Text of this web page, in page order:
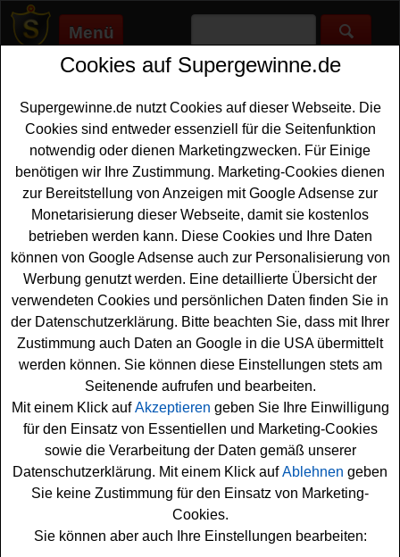
Menü
Supergewinne.de>Gewinnspiele>Sonstige Gewinnspiele
Anzeige:
Anzeige:
Rennrad News Gewinnspiel -
Rennrad gewinnen
Möchten Sie ein HighendRennrad gewinnen? Dann ist
dieses kostenlose Rennrad News Gewinnspiel geradezu
perfekt. Rennrad-News.de verlost bei dem User Award
2026 ein Performance-Endurance-Rennrad Giant Defy
Advanced Pro 1 im Wert von 4999 Euro. Dieses leichte
Rad ist optimiert für lange Distanzen und bietet durch
Komponenten wie die SRAM Rival AXS 2×12-Schaltung
maximale Performance und hohen Komfort. Nutzen Sie
die Gelegenheit, um dieses tolle Rennrad gewinnen zu
können.
Die Teilnahme am Rennrad News Gewinnspiel ist
einfach und kostenlos. Um in den Lostopf zu gelangen,
füllen Sie die Online-Umfrage zu den Rennrad-News
Cookies auf Supergewinne.de
Supergewinne.de nutzt Cookies auf dieser Webseite. Die
Cookies sind entweder essenziell für die Seitenfunktion
notwendig oder dienen Marketingzwecken. Für Einige
benötigen wir Ihre Zustimmung. Marketing-Cookies dienen
zur Bereitstellung von Anzeigen mit Google Adsense zur
Monetarisierung dieser Webseite, damit sie kostenlos
betrieben werden kann. Diese Cookies und Ihre Daten
können von Google Adsense auch zur Personalisierung von
Werbung genutzt werden. Eine detaillierte Übersicht der
verwendeten Cookies und persönlichen Daten finden Sie in
der Datenschutzerklärung. Bitte beachten Sie, dass mit Ihrer
Zustimmung auch Daten an Google in die USA übermittelt
werden können. Sie können diese Einstellungen stets am
Seitenende aufrufen und bearbeiten.
Mit einem Klick aufAkzeptieren geben Sie Ihre Einwilligung
für den Einsatz von Essentiellen und Marketing-Cookies
sowie die Verarbeitung der Daten gemäß unserer
Datenschutzerklärung. Mit einem Klick aufAblehnen geben
Sie keine Zustimmung für den Einsatz von Marketing-
Cookies.
Sie können aber auch Ihre Einstellungen bearbeiten: